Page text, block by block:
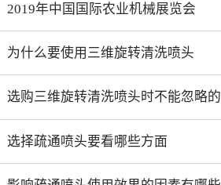
2019年中国国际农业机械展览会
为什么要使用三维旋转清洗喷头
选择疏通喷头要看哪些方面